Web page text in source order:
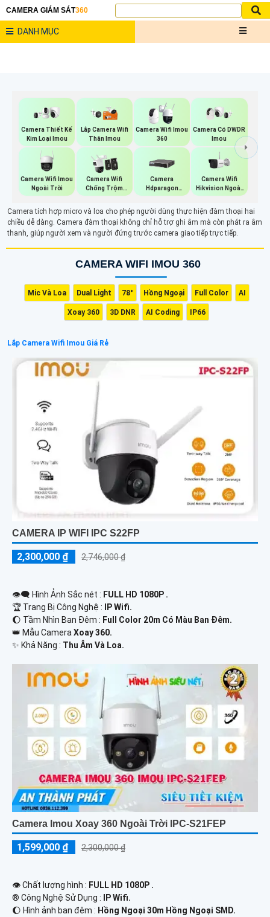
CAMERA GIÁM SÁT360
DANH MỤC
Camera Thiết Kế
Kim Loại Imou
Lắp Camera Wifi
Thân Imou
Camera Wifi Imou
360
Camera Có DWDR
Imou
Camera Wifi Imou
Ngoài Trời
Camera Wifi
Chống Trộm
Imou
Camera
Hdparagon
Starlight
Camera Wifi
Hikvision Ngoài
Trời
Camera tích hợp micro và loa cho phép người dùng thực hiện đàm thoại hai
chiều dễ dàng. Camera đàm thoại không chỉ hỗ trợ ghi âm mà còn phát ra âm
thanh, giúp người xem và người đứng trước camera giao tiếp trực tiếp.
CAMERA WIFI IMOU 360
Mic Và Loa Dual Light 78° Hồng Ngoại Full Color AI
Xoay 360 3D DNR AI Coding IP66
Lắp Camera Wifi Imou Giá Rẻ
CAMERA IP WIFI IPC S22FP
2,300,000 ₫ 2,746,000 ₫
👁️‍🗨 Hình Ảnh Sắc nét : FULL HD 1080P .
🏆 Trang Bị Công Nghệ :
IP Wifi.
🌔 Tầm Nhìn Ban Đêm : Full Color 20m Có Màu Ban Đêm.
👑 Mẫu Camera Xoay 360.
️✨ Khả Năng : Thu Âm Và Loa.
Camera Imou Xoay 360 Ngoài Trời IPC-S21FEP
1,599,000 ₫ 2,300,000 ₫
👁 Chất lượng hình : FULL HD 1080P .
®️ Công Nghệ Sử Dụng :
IP Wifi.
🌔 Hình ảnh ban đêm : Hồng Ngoại 30m Hồng Ngoại SMD.